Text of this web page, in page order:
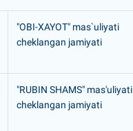
"OBI-XAYOT" mas`uliyati
cheklangan jamiyati
"RUBIN SHAMS" mas'uliyati
cheklangan jamiyati